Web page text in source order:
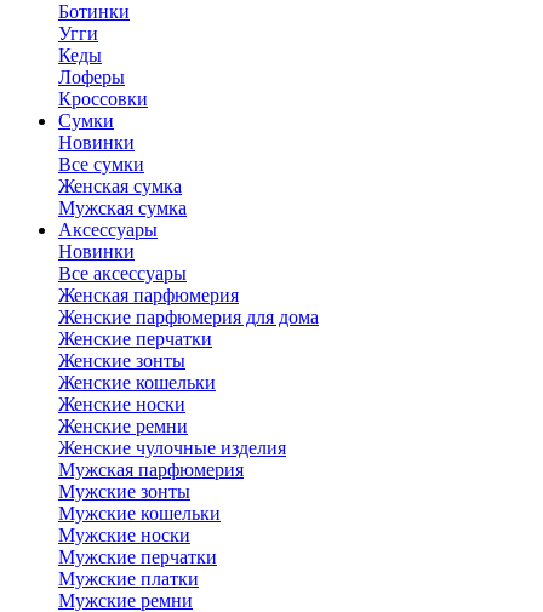
Ботинки
Угги
Кеды
Лоферы
Кроссовки
Сумки
Новинки
Все сумки
Женская сумка
Мужская сумка
Аксессуары
Новинки
Все аксессуары
Женская парфюмерия
Женские парфюмерия для дома
Женские перчатки
Женские зонты
Женские кошельки
Женские носки
Женские ремни
Женские чулочные изделия
Мужская парфюмерия
Мужские зонты
Мужские кошельки
Мужские носки
Мужские перчатки
Мужские платки
Мужские ремни